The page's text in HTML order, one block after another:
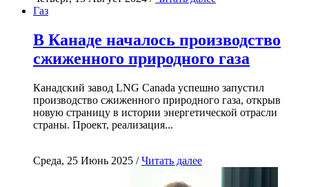
Газ
В Канаде началось производство
сжиженного природного газа
Канадский завод LNG Canada успешно запустил
производство сжиженного природного газа, открыв
новую страницу в истории энергетической отрасли
страны. Проект, реализация...
Среда, 25 Июнь 2025 /Читать далее